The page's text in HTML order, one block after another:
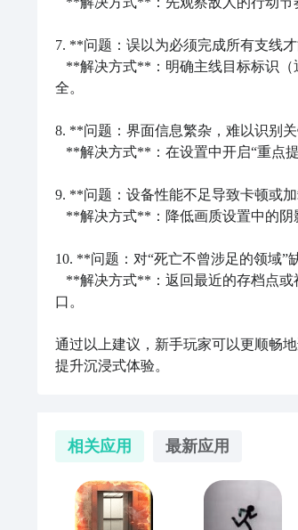
地平线西之绝境死亡之门密码介
密码为7482
如果在门口的密码面板等了好久但没
在特拉维斯·塔特处找到的日志里有个
《地平线西之绝境》死亡之门密
《地平线西之绝境》第五个主线任务“
密码为7482。
如果在门口的密码面板等了好久但没
在特拉维斯·塔特处找到的日志里有
弹出数据点提示，名为【坏念头】，
7. **问题：误以为必须完成所有支线
全。
8. **问题：界面信息繁杂，难以识别
9. **问题：设备性能不足导致卡顿或
10. **问题：对“死亡不曾涉足的领域
口。
通过以上建议，新手玩家可以更顺畅
提升沉浸式体验。
相关应用 最新应用